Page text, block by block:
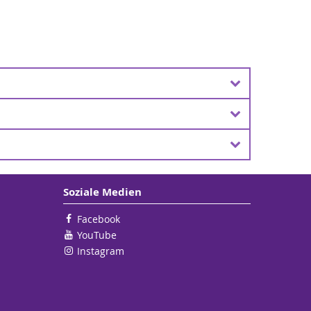
Soziale Medien
Facebook
YouTube
Instagram